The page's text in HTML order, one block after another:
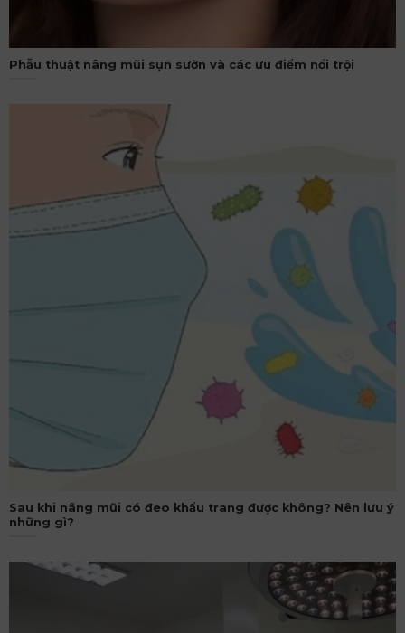
Phẫu thuật nâng mũi sụn sườn và các ưu điểm nổi trội
Sau khi nâng mũi có đeo khẩu trang được không? Nên lưu ý
những gì?